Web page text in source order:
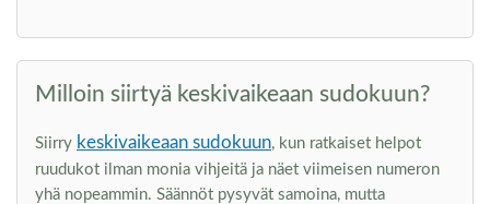
Milloin siirtyä keskivaikeaan sudokuun?
Siirry keskivaikeaan sudokuun, kun ratkaiset helpot
ruudukot ilman monia vihjeitä ja näet viimeisen numeron
yhä nopeammin. Säännöt pysyvät samoina, mutta